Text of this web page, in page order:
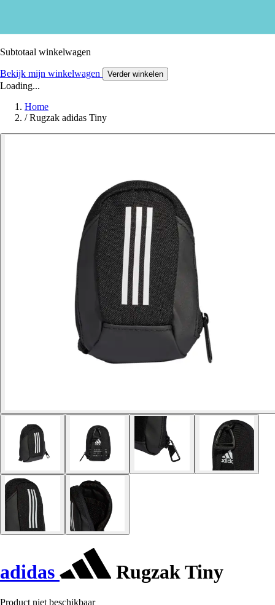
Subtotaal winkelwagen
Bekijk mijn winkelwagen Verder winkelen
Loading...
Home
/ Rugzak adidas Tiny
adidas Rugzak Tiny
Product niet beschikbaar